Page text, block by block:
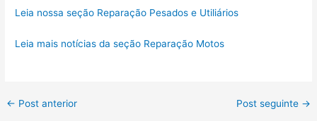
Leia nossa seção Reparação Pesados e Utiliários
Leia mais notícias da seção Reparação Motos
← Post anterior Post seguinte →